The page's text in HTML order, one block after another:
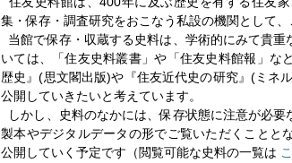
集・保存・調査研究をおこなう私設の機関として
当館で保存・収蔵する史料は、学術的にみて貴
いては、「住友史料叢書」や「住友史料館報」な
歴史』(思文閣出版)や『住友近代史の研究』(ミネ
公開していきたいと考えています。
しかし、史料のなかには、保存状態に注意が必
製本やデジタルデータの形でご覧いただくことと
公開していく予定です（閲覧可能な史料の一覧は